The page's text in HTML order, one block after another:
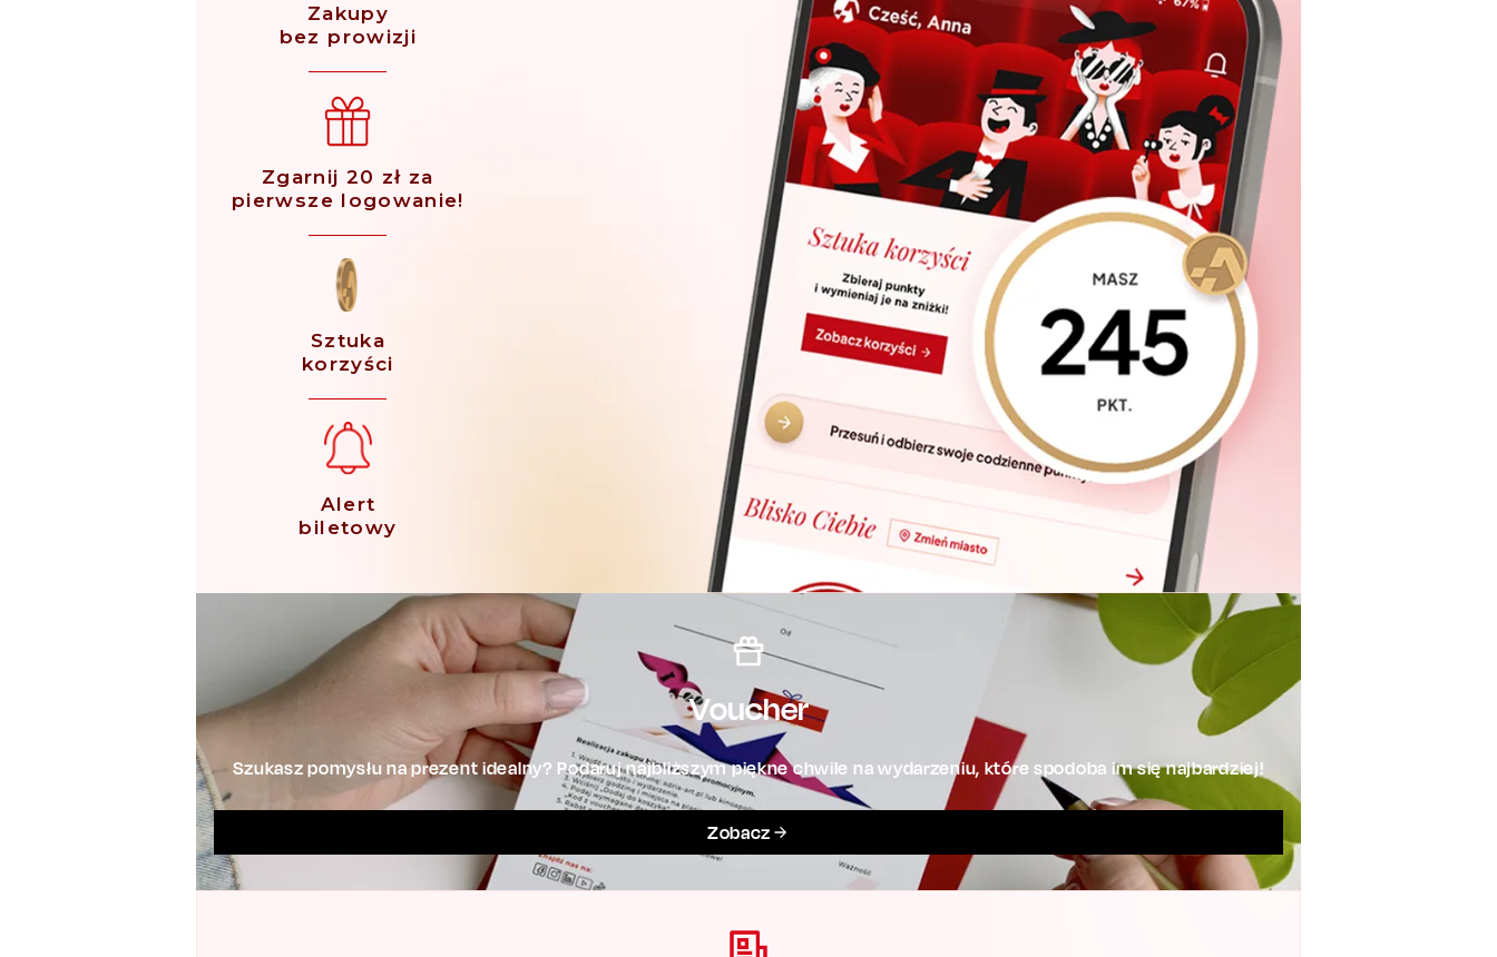
Zakupy
bez prowizji
Zgarnij 20 zł za
pierwsze logowanie!
Sztuka
korzyści
Alert
biletowy
Voucher
Szukasz pomysłu na prezent idealny? Podaruj najbliższym piękne chwile na wydarzeniu, które spodoba im się najbardziej!
Zobacz